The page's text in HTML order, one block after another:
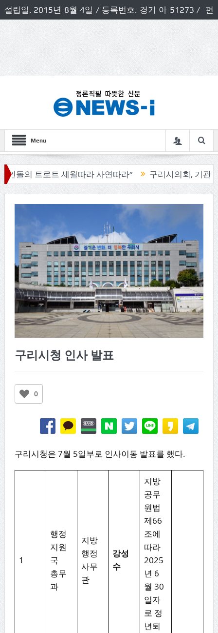
설립일: 2015년 8월 4일 / 등록번호: 경기 아 51273 / 편
집인 및 발행인: 허득천 / 개인정보책임자 및 청소년보호호
책임자: 최상규
Menu
로트 세월따라 사연따라” 구리시의회, 기관단체 방문
구리시청 인사 발표
0
구리시청은 7월 5일부로 인사이동 발표를 했다.
1
행정
지원
국
총무
과
지방
행정
사무
관
강성
수
지방
공무
원법
제66
조에
따라
2025
년 6
월 30
일자
로 정
년퇴